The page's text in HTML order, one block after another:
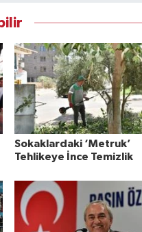
Sokaklardaki ‘Metruk’
Tehlikeye İnce Temizlik